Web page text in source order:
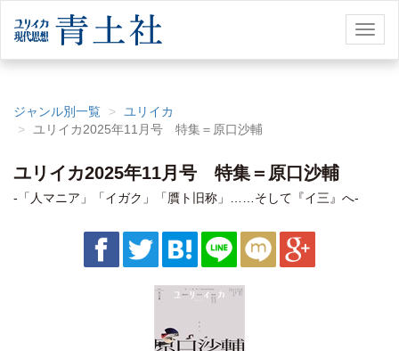
ジャンル別一覧
ユリイカ
ユリイカ2025年11月号 特集＝原口沙輔
ユリイカ2025年11月号 特集＝原口沙輔
-「人マニア」「イガク」「贋ト旧称」……そして『イ三』へ-